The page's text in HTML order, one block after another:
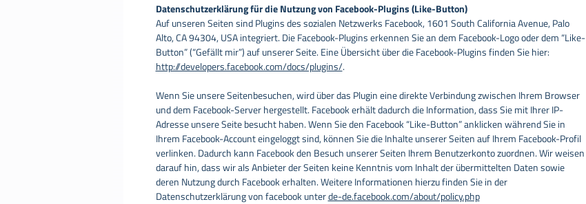
Datenschutzerklärung für die Nutzung von Facebook-Plugins (Like-Button)
Auf unseren Seiten sind Plugins des sozialen Netzwerks Facebook, 1601 South California Avenue, Palo
Alto, CA 94304, USA integriert. Die Facebook-Plugins erkennen Sie an dem Facebook-Logo oder dem “Like-
Button” (“Gefällt mir”) auf unserer Seite. Eine Übersicht über die Facebook-Plugins finden Sie hier:
http://developers.facebook.com/docs/plugins/.
Wenn Sie unsere Seitenbesuchen, wird über das Plugin eine direkte Verbindung zwischen Ihrem Browser
und dem Facebook-Server hergestellt. Facebook erhält dadurch die Information, dass Sie mit Ihrer IP-
Adresse unsere Seite besucht haben. Wenn Sie den Facebook “Like-Button” anklicken während Sie in
Ihrem Facebook-Account eingeloggt sind, können Sie die Inhalte unserer Seiten auf Ihrem Facebook-Profil
verlinken. Dadurch kann Facebook den Besuch unserer Seiten Ihrem Benutzerkonto zuordnen. Wir weisen
darauf hin, dass wir als Anbieter der Seiten keine Kenntnis vom Inhalt der übermittelten Daten sowie
deren Nutzung durch Facebook erhalten. Weitere Informationen hierzu finden Sie in der
Datenschutzerklärung von facebook unterde-de.facebook.com/about/policy.php